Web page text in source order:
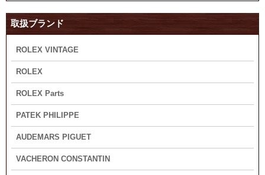
取扱ブランド
ROLEX VINTAGE
ROLEX
ROLEX Parts
PATEK PHILIPPE
AUDEMARS PIGUET
VACHERON CONSTANTIN